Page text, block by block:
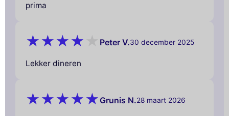
prima
Peter V.30 december 2025
Lekker dineren
Grunis N.28 maart 2026